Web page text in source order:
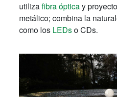
utilizafibra ópticay
metálico; combina la
como los LEDso CDs.